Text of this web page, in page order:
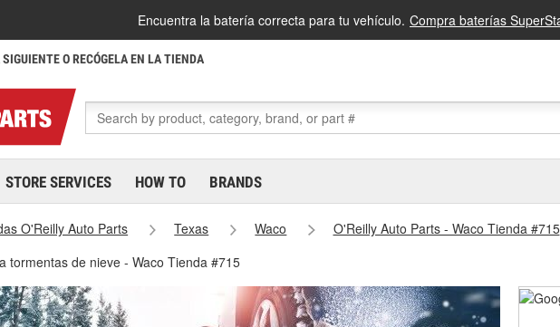
Encuentra la batería correcta para tu vehículo. Compra baterías
O RECÓGELA EN LA TIENDA
STORE SERVICES HOW TO BRANDS
O'Reilly Auto Parts Texas Waco
O'Reilly Auto Parts - Waco Tienda #715
tormentas de nieve - Waco Tienda #715